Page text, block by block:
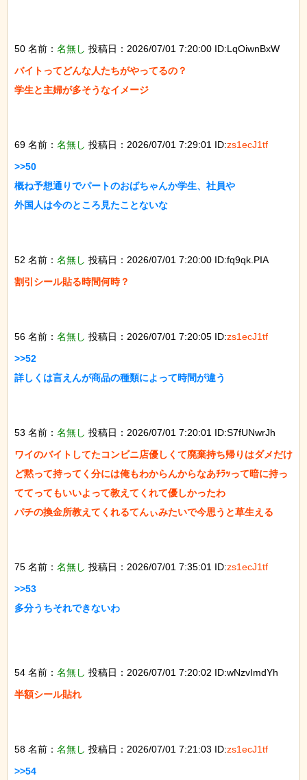
50 名前： 名無し 投稿日：2026/07/01 7:20:00 ID:LqOiwnBxW
バイトってどんな人たちがやってるの？
学生と主婦が多そうなイメージ
69 名前： 名無し 投稿日：2026/07/01 7:29:01 ID:zs1ecJ1tf
>>50
概ね予想通りでパートのおばちゃんか学生、社員や
外国人は今のところ見たことないな
52 名前： 名無し 投稿日：2026/07/01 7:20:00 ID:fq9qk.PIA
割引シール貼る時間何時？
56 名前： 名無し 投稿日：2026/07/01 7:20:05 ID:zs1ecJ1tf
>>52
詳しくは言えんが商品の種類によって時間が違う
53 名前： 名無し 投稿日：2026/07/01 7:20:01 ID:S7fUNwrJh
ワイのバイトしてたコンビニ店優しくて廃棄持ち帰りはダメだけ
ど黙って持ってく分には俺もわからんからなあﾁﾗｯって暗に持っ
ててってもいいよって教えてくれて優しかったわ
パチの換金所教えてくれるてんぃみたいで今思うと草生える
75 名前： 名無し 投稿日：2026/07/01 7:35:01 ID:zs1ecJ1tf
>>53
多分うちそれできないわ
54 名前： 名無し 投稿日：2026/07/01 7:20:02 ID:wNzvImdYh
半額シール貼れ
58 名前： 名無し 投稿日：2026/07/01 7:21:03 ID:zs1ecJ1tf
>>54